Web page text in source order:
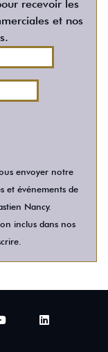
recevoir les
et nos
envoyer notre
et événements de
Nancy.
inclus dans nos